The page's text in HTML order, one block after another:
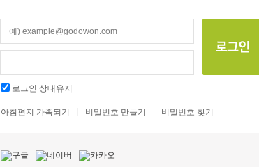
로그인 상태유지
아침편지 가족되기 비밀번호 만들기 비밀번호 찾기